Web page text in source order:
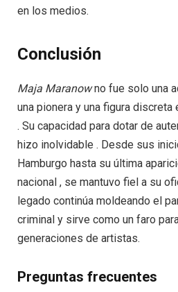
en los medios.
Conclusión
Maja Maranowno fue solo una
una pionera y una figura
. Su capacidad para dotar de
hizo inolvidable . Desde sus
Hamburgo hasta su última
nacional , se mantuvo fiel a su
legado continúa moldeando el
criminal y sirve como un faro
generaciones de artistas.
Preguntas frecuentes​